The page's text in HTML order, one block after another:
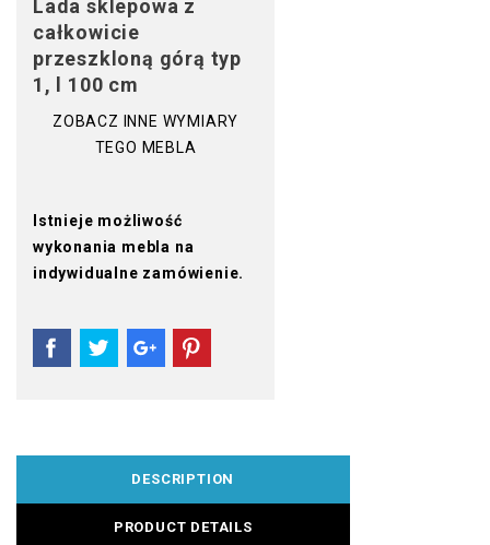
Lada sklepowa z
całkowicie
przeszkloną górą typ
1, l 100 cm
ZOBACZ INNE WYMIARY
TEGO MEBLA
Istnieje możliwość
wykonania mebla na
indywidualne zamówienie.
DESCRIPTION
PRODUCT DETAILS